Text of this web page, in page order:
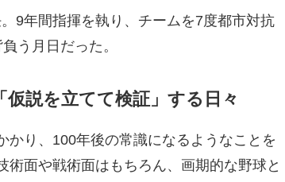
9年間指揮を執り、チームを7度都市対抗
う月日だった。
説を立てて検証」する日々
かり、100年後の常識になるようなことを
面や戦術面はもちろん、画期的な野球と